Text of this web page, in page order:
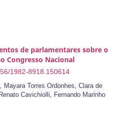
de parlamentares sobre o
Congresso Nacional
1982-8918.150614
Torres Ordonhes, Clara de
Cavichiolli, Fernando Marinho